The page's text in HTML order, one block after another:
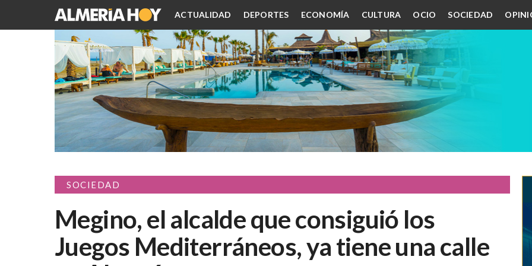
ACTUALIDAD DEPORTES ECONOMÍA CULTURA OCIO SOCIEDAD
SOCIEDAD
Megino, el alcalde que consiguió los
Juegos Mediterráneos, ya tiene una calle